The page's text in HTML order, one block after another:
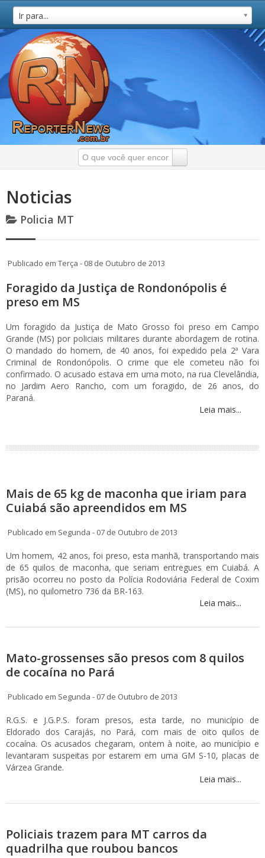
Ir para...
Noticias
Policia MT
Publicado em Terça - 08 de Outubro de 2013
Foragido da Justiça de Rondonópolis é
preso em MS
Um foragido da Justiça de Mato Grosso foi preso em Campo
Grande (MS) por policiais militares durante abordagem de rotina.
O mandado do homem, de 40 anos, foi expedido pela 2ª Vara
Criminal de Rondonópolis. O crime que ele cometeu não foi
confirmado. O acusado estava em uma moto, na rua Clevelândia,
no Jardim Aero Rancho, com um foragido, de 26 anos, do
Paraná.
Leia mais...
Mais de 65 kg de maconha que iriam para
Cuiabá são apreendidos em MS
Publicado em Segunda - 07 de Outubro de 2013
Um homem, 42 anos, foi preso, esta manhã, transportando mais
de 65 quilos de maconha, que seriam entregues em Cuiabá. A
prisão ocorreu no posto da Polícia Rodoviária Federal de Coxim
(MS), no quilometro 736 da BR-163.
Leia mais...
Mato-grossenses são presos com 8 quilos
de cocaína no Pará
Publicado em Segunda - 07 de Outubro de 2013
R.G.S. e J.G.P.S. foram presos, esta tarde, no município de
Eldorado dos Carajás, no Pará, com mais de oito quilos de
cocaína. Os acusados chegaram, ontem à noite, ao município e
levantaram suspeitas por estarem em uma GM S-10, placas de
Várzea Grande.
Leia mais...
Policiais trazem para MT carros da
quadrilha que roubou bancos